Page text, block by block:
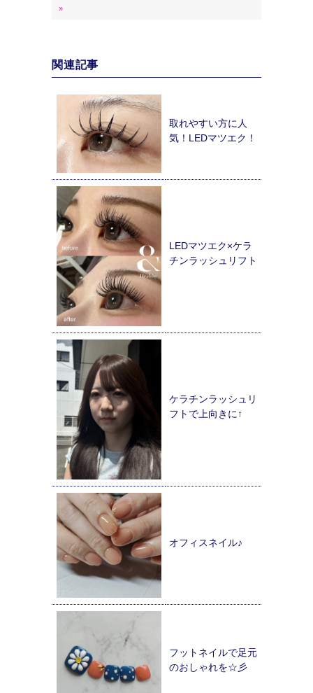
»
関連記事
取れやすい方に人
気！LEDマツエク！
LEDマツエク×ケラ
チンラッシュリフト
ケラチンラッシュリ
フトで上向きに↑
オフィスネイル♪
フットネイルで足元
のおしゃれを☆彡